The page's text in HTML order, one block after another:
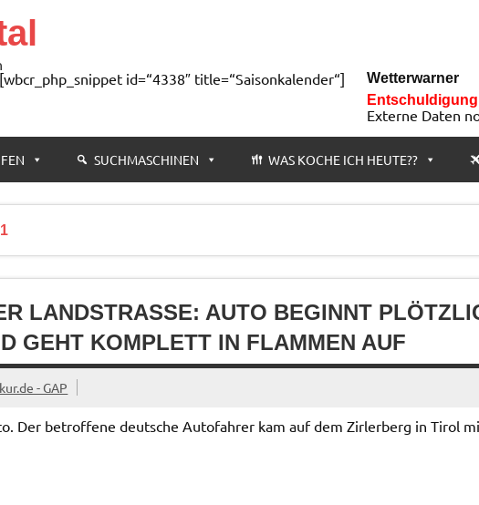
[wbcr_php_snippet id=“4338″ title=“Saisonkalender“]
Wetterwarner
Externe Daten
SUCHMASCHINEN WAS KOCHE ICH HEUTE??
LANDSTRASSE: AUTO BEGINNT
GEHT KOMPLETT IN FLAMMEN AUF
- GAP
Der betroffene deutsche Autofahrer kam auf dem Zirlerberg in Tirol